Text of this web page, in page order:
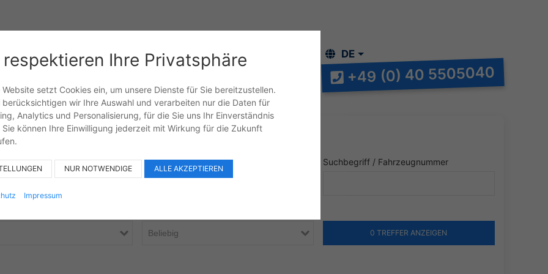
AKTUELLES FAHRZEUGANKAUF DE
+49 (0) 40 5505040
Fahrzeugtyp Suchbegriff / Fahrzeugnummer
0 TREFFER ANZEIGEN
Ihre Privatsphäre
Website setzt Cookies ein, um unsere Dienste für Sie bereitzustellen.
berücksichtigen wir Ihre Auswahl und verarbeiten nur die Daten für
Analytics und Personalisierung, für die Sie uns Ihr Einverständnis
können Ihre Einwilligung jederzeit mit Wirkung für die Zukunft
NUR NOTWENDIGE ALLE AKZEPTIEREN
Impressum